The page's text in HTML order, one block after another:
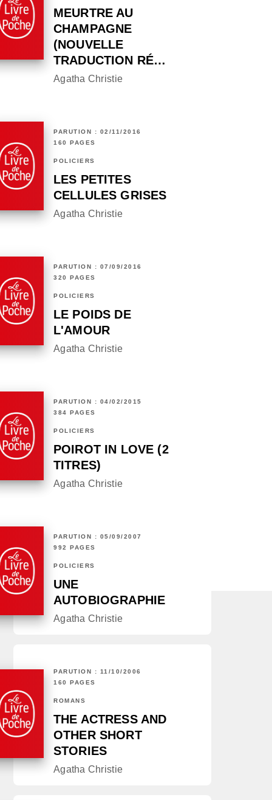
MEURTRE AU
CHAMPAGNE
(NOUVELLE
TRADUCTION RÉ…
Agatha Christie
PARUTION : 02/11/2016
160 PAGES
POLICIERS
LES PETITES
CELLULES GRISES
Agatha Christie
PARUTION : 07/09/2016
320 PAGES
POLICIERS
LE POIDS DE
L'AMOUR
Agatha Christie
PARUTION : 04/02/2015
384 PAGES
POLICIERS
POIROT IN LOVE (2
TITRES)
Agatha Christie
PARUTION : 05/09/2007
992 PAGES
POLICIERS
UNE
AUTOBIOGRAPHIE
Agatha Christie
PARUTION : 11/10/2006
160 PAGES
ROMANS
THE ACTRESS AND
OTHER SHORT
STORIES
Agatha Christie